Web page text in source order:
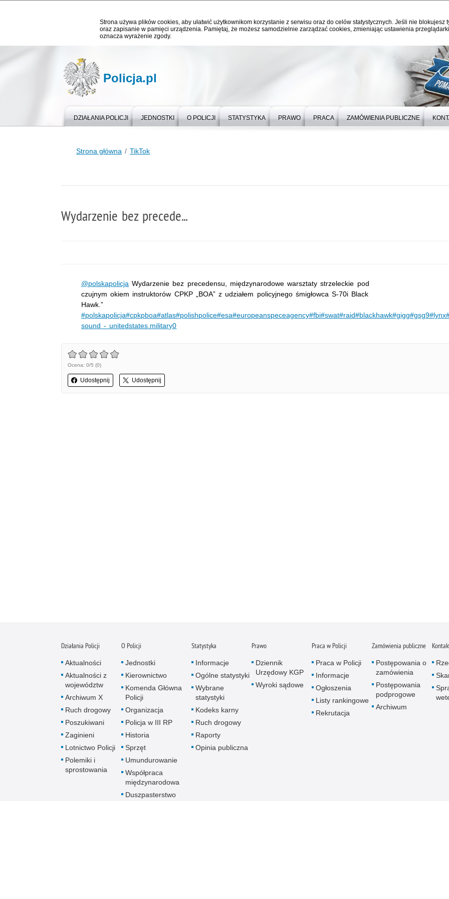
Strona używa plików cookies, aby ułatwić użytkownikom korzystanie z serwisu oraz do celów statystycznych. Jeśli nie blokujesz
oraz zapisanie w pamięci urządzenia. Pamiętaj, że możesz samodzielnie zarządzać cookies, zmieniając ustawienia
oznacza wyrażenie zgody.
Policja.pl
DZIAŁANIA POLICJI JEDNOSTKI O POLICJI STATYSTYKA PRAWO PRACA ZAMÓWIENIA PUBLICZNE
Strona główna TikTok
Wydarzenie bez precede...
@polskapolicja Wydarzenie bez precedensu, międzynarodowe warsztaty strzeleckie pod
czujnym okiem instruktorów CPKP „BOA” z udziałem policyjnego śmigłowca S-70i Black
Hawk.”
#polskapolicja#cpkpboa#atlas#polishpolice#esa#europeanspeceagency#fbi#swat#raid#blackhawk#gigg#gsg9#lynx
sound - unitedstates.military0
Ocena: 0/5 (0)
Udostępnij Udostępnij
Działania Policji
Aktualności
Aktualności z
województw
Archiwum X
Ruch drogowy
Poszukiwani
Zaginieni
Lotnictwo Policji
Polemiki i
sprostowania
O Policji
Jednostki
Kierownictwo
Komenda Główna
Policji
Organizacja
Policja w III RP
Historia
Sprzęt
Umundurowanie
Współpraca
międzynarodowa
Duszpasterstwo
Statystyka
Informacje
Ogólne statystyki
Wybrane
statystyki
Kodeks karny
Ruch drogowy
Raporty
Opinia publiczna
Prawo
Dziennik
Urzędowy KGP
Wyroki sądowe
Praca w Policji
Praca w Policji
Informacje
Ogłoszenia
Listy rankingowe
Rekrutacja
Zamówienia publiczne
Postępowania o
zamówienia
Postępowania
podprogowe
Archiwum